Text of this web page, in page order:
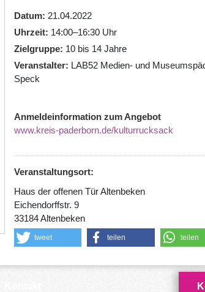
Datum
21.04.2022
Uhrzeit
14:00–16:30 Uhr
Zielgruppe
10 bis 14 Jahre
Veranstalter
LAB52 Medien- und
Speck
Anmeldeinformation zum Angebot
www.kreis-paderborn.de/kulturrucksack
Veranstaltungsort:
Haus der offenen Tür Altenbeken
Eichendorffstr. 9
33184 Altenbeken
tweet teilen teilen